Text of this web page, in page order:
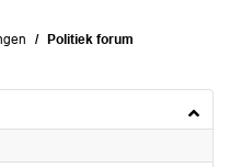
Politiek forum